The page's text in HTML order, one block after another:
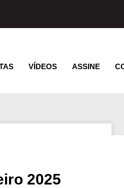
VÍDEOS ASSINE
2025